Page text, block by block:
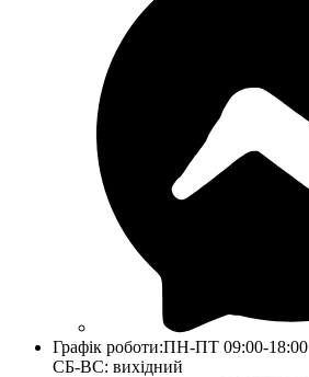
Графік роботи:ПН-ПТ 09:00-18:00
СБ-ВС: вихідний